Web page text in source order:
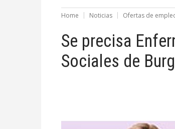
Home Noticias Ofertas de
Se precisa
Sociales de